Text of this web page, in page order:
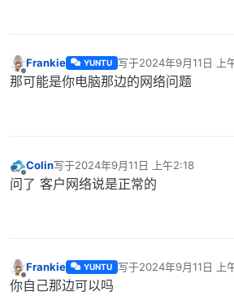
离线
Frankie YUNTU 写于2024年9月11日 上
最后由 编辑
那可能是你电脑那边的网络问题
离线
Colin写于2024年9月11日 上午2:18
最后由 编辑
问了 客户网络说是正常的
离线
Frankie YUNTU 写于2024年9月11日 上
最后由 编辑
你自己那边可以吗